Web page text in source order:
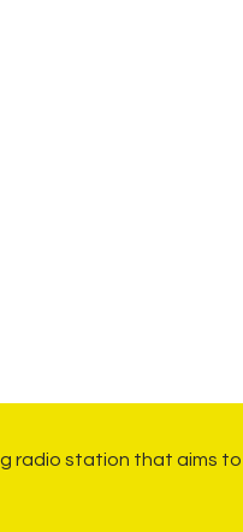
radio station that aims